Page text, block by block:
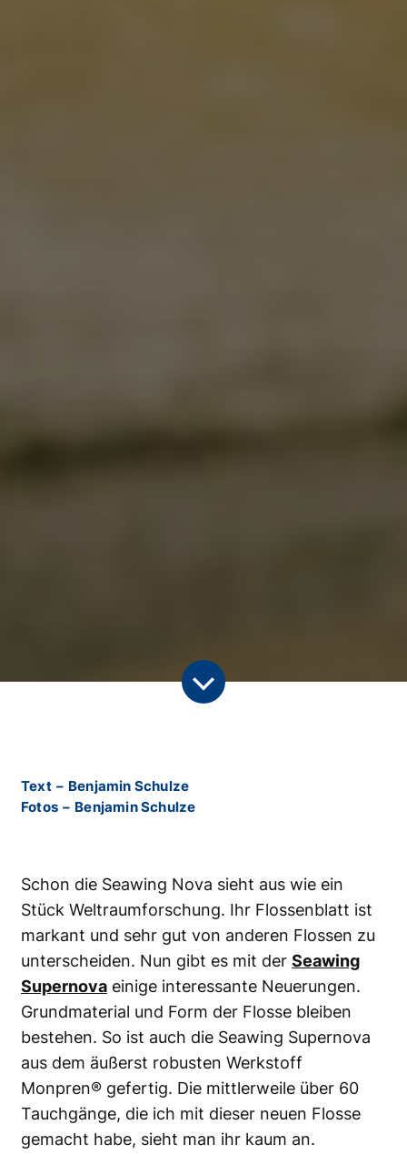
Text – Benjamin Schulze
Fotos – Benjamin Schulze
Schon die Seawing Nova sieht aus wie ein
Stück Weltraumforschung. Ihr Flossenblatt ist
markant und sehr gut von anderen Flossen zu
unterscheiden. Nun gibt es mit der Seawing
Supernova einige interessante Neuerungen.
Grundmaterial und Form der Flosse bleiben
bestehen. So ist auch die Seawing Supernova
aus dem äußerst robusten Werkstoff
Monpren® gefertig. Die mittlerweile über 60
Tauchgänge, die ich mit dieser neuen Flosse
gemacht habe, sieht man ihr kaum an.